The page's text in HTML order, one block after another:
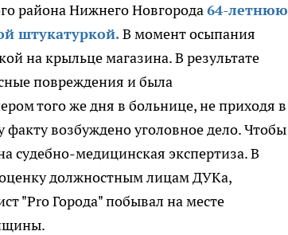
района Нижнего Новгорода64-летнюю
штукатуркой.В момент осыпания
на крыльце магазина. В результате
повреждения и была
того же дня в больнице, не приходя в
возбуждено уголовное дело. Чтобы
судебно-медицинская экспертиза. В
оценку должностным лицам ДУКа,
"Pro Города" побывал на месте